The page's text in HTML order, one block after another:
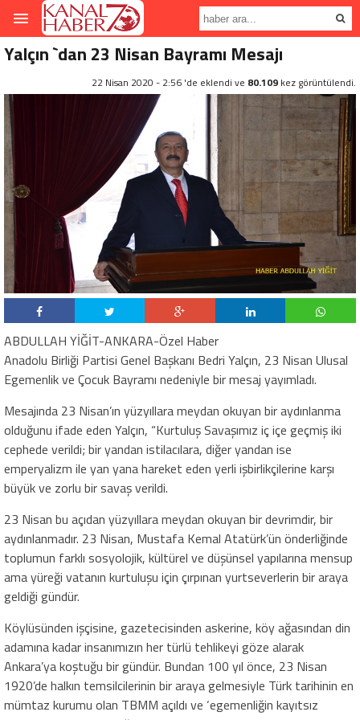
Yalçın `dan 23 Nisan Bayramı Mesajı
22 Nisan 2020 - 2:56 'de eklendi ve 80.109 kez görüntülendi.
ABDULLAH YİĞİT-ANKARA-Özel Haber
Anadolu Birliği Partisi Genel Başkanı Bedri Yalçın, 23 Nisan Ulusal
Egemenlik ve Çocuk Bayramı nedeniyle bir mesaj yayımladı.
Mesajında 23 Nisan’ın yüzyıllara meydan okuyan bir aydınlanma
olduğunu ifade eden Yalçın, “Kurtuluş Savaşımız iç içe geçmiş iki
cephede verildi; bir yandan istilacılara, diğer yandan ise
emperyalizm ile yan yana hareket eden yerli işbirlikçilerine karşı
büyük ve zorlu bir savaş verildi.
23 Nisan bu açıdan yüzyıllara meydan okuyan bir devrimdir, bir
aydınlanmadır. 23 Nisan, Mustafa Kemal Atatürk’ün önderliğinde
toplumun farklı sosyolojik, kültürel ve düşünsel yapılarına mensup
ama yüreği vatanın kurtuluşu için çırpınan yurtseverlerin bir araya
geldiği gündür.
Köylüsünden işçisine, gazetecisinden askerine, köy ağasından din
adamına kadar insanımızın her türlü tehlikeyi göze alarak
Ankara’ya koştuğu bir gündür. Bundan 100 yıl önce, 23 Nisan
1920’de halkın temsilcilerinin bir araya gelmesiyle Türk tarihinin en
mümtaz kurumu olan TBMM açıldı ve ‘egemenliğin kayıtsız